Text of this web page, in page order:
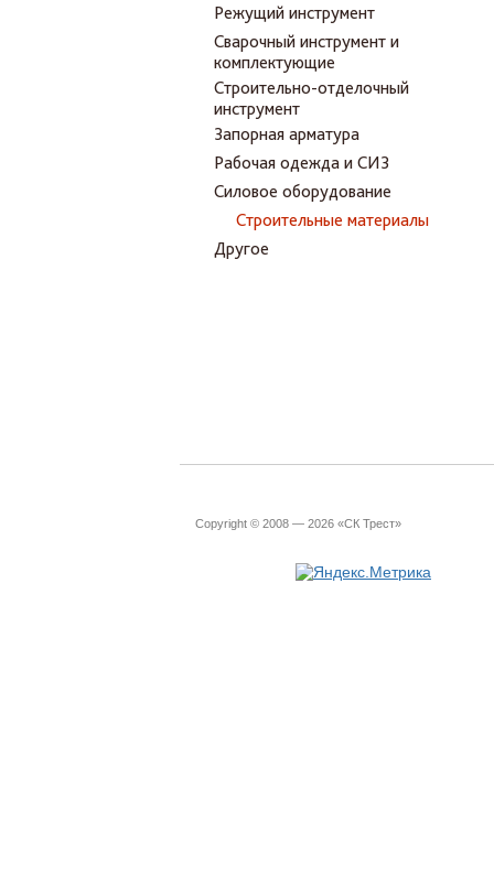
Режущий инструмент
Сварочный инструмент и
комплектующие
Строительно-отделочный
инструмент
Запорная арматура
Рабочая одежда и СИЗ
Силовое оборудование
Строительные материалы
Другое
Copyright © 2008 — 2026 «СК Трест»